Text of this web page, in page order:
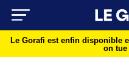
Le Gorafi est enfin disponible
on tue